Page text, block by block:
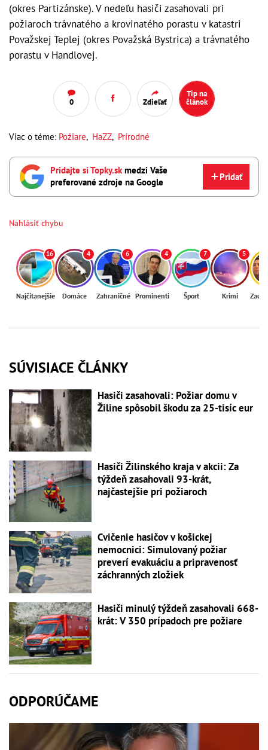
(okres Partizánske). V nedeľu hasiči zasahovali pri
požiaroch trávnatého a krovinatého porastu v katastri
Považskej Teplej (okres Považská Bystrica) a trávnatého
porastu v Handlovej.
0 Zdieľať
Tip na
článok
Viac o téme: Požiare, HaZZ, Prírodné
Pridajte si Topky.skmedzi Vaše
preferované zdroje na Google
Pridať
Nahlásiť chybu
16
Najčítanejšie
4
Domáce
6
Zahraničné
4
Prominenti
7
Šport
5
Krimi
SÚVISIACE ČLÁNKY
Hasiči zasahovali: Požiar domu v
Žiline spôsobil škodu za 25-tisíc eur
Hasiči Žilinského kraja v akcii: Za
týždeň zasahovali 93-krát,
najčastejšie pri požiaroch
Cvičenie hasičov v košickej
nemocnici: Simulovaný požiar
preverí evakuáciu a pripravenosť
záchranných zložiek
Hasiči minulý týždeň zasahovali 668-
krát: V 350 prípadoch pre požiare
ODPORÚČAME